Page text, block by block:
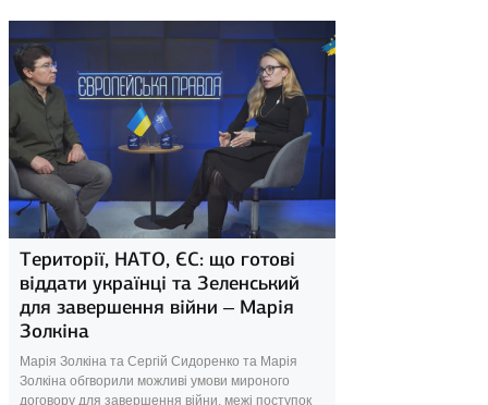
15 лютого 2025
Території, НАТО, ЄС: що готові
віддати українці та Зеленський
для завершення війни – Марія
Золкіна
Марія Золкіна та Сергій Сидоренко та Марія
Золкіна обгворили можливі умови мироного
договору для завершення війни, межі поступок